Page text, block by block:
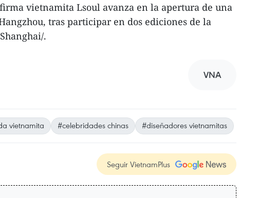
vietnamita Lsoul avanza en la apertura de una
tras participar en dos ediciones de la
.
VNA
vietnamita #celebridades chinas #diseñadores vietnamitas
Seguir VietnamPlus